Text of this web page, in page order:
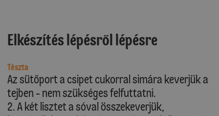
Elkészítés lépésről lépésre
Tészta
Az sütőport a csipet cukorral simára keverjük a
tejben - nem szükséges felfuttatni.
2. A két lisztet a sóval összekeverjük,